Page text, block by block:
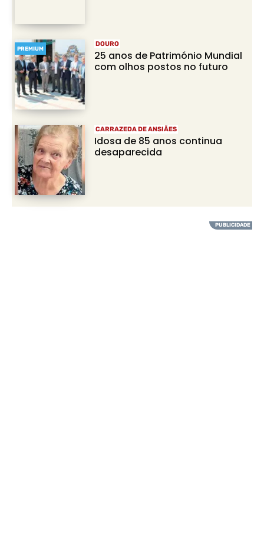
PREMIUM
DOURO
25 anos de Património Mundial
com olhos postos no futuro
CARRAZEDA DE ANSIÃES
Idosa de 85 anos continua
desaparecida